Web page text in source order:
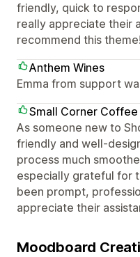
friendly, quick to
really appreciate their
recommend this theme!
Anthem Wines
Emma from support
Small Corner Coffee
As someone new to
friendly and well-
process much
especially grateful for
been prompt,
appreciate their
Moodboard